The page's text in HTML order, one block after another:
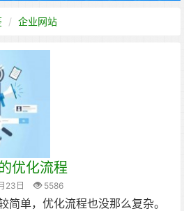
企业网站
优化流程
23日 5586
简单，优化流程也没那么复杂。